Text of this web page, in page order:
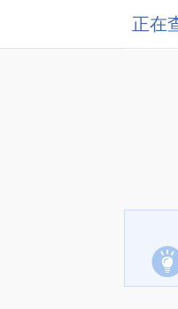
正在